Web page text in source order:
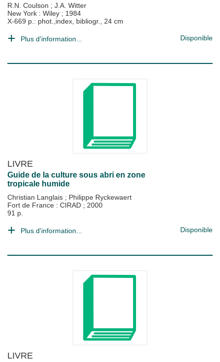
R.N. Coulson ; J.A. Witter
New York : Wiley ; 1984
X-669 p.: phot.,index, bibliogr., 24 cm
Plus d'information... Disponible
LIVRE
Guide de la culture sous abri en zone
tropicale humide
Christian Langlais ; Philippe Ryckewaert
Fort de France : CIRAD ; 2000
91 p.
Plus d'information... Disponible
LIVRE